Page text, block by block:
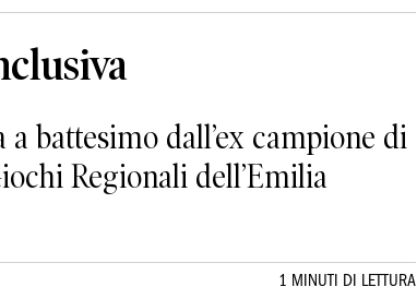
battesimo dall’ex campione di
Regionali dell’Emilia
1 MINUTI DI LETTURA